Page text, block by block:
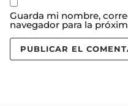
Guarda mi nombre,
navegador para la